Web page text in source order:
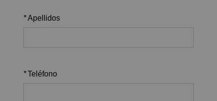
*Apellidos
*Teléfono